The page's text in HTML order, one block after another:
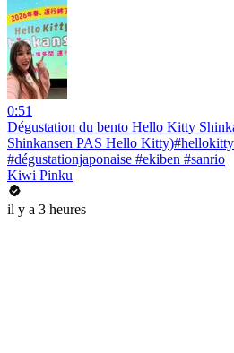
0:51
Dégustation du bento Hello Kitty
Shinkansen PAS Hello
#dégustationjaponaise #ekiben #sanrio
Kiwi Pinku
il y a 3 heures